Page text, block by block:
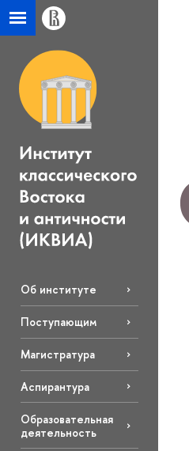
Об институте
Поступающим
Магистратура
Аспирантура
Образовательная
деятельность